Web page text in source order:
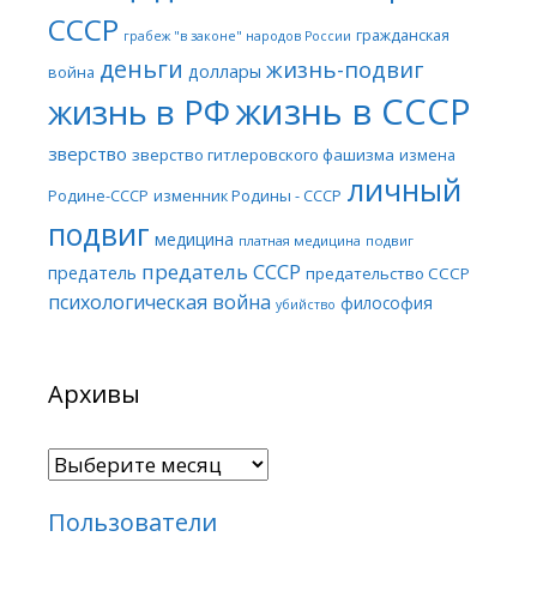
СССР грабеж "в законе" народов России гражданская
война деньги доллары жизнь-подвиг
жизнь в РФжизнь в СССР
зверство зверство гитлеровского фашизма измена
Родине-СССР изменник Родины - СССР личный
подвиг медицина платная медицина подвиг
предатель предатель СССР предательство СССР
психологическая война убийство философия
Архивы
Архивы
Пользователи